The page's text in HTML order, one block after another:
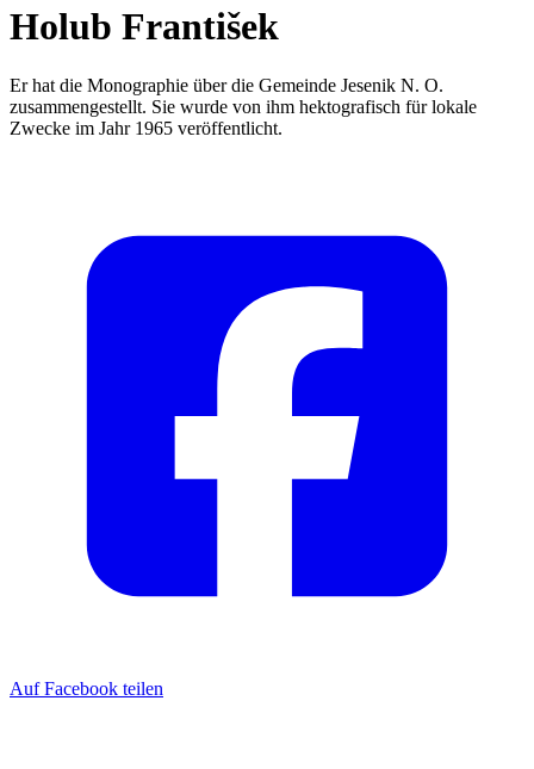
Holub František
Er hat die Monographie über die Gemeinde Jesenik N. O.
zusammengestellt. Sie wurde von ihm hektografisch für lokale
Zwecke im Jahr 1965 veröffentlicht.
Auf Facebook teilen